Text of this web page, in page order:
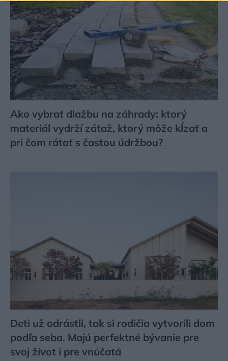
Ako vybrať dlažbu na záhrady: ktorý
materiál vydrží záťaž, ktorý môže kĺzať a
pri čom rátať s častou údržbou?
Deti už odrástli, tak si rodičia vytvorili dom
podľa seba. Majú perfektné bývanie pre
svoj život i pre vnúčatá